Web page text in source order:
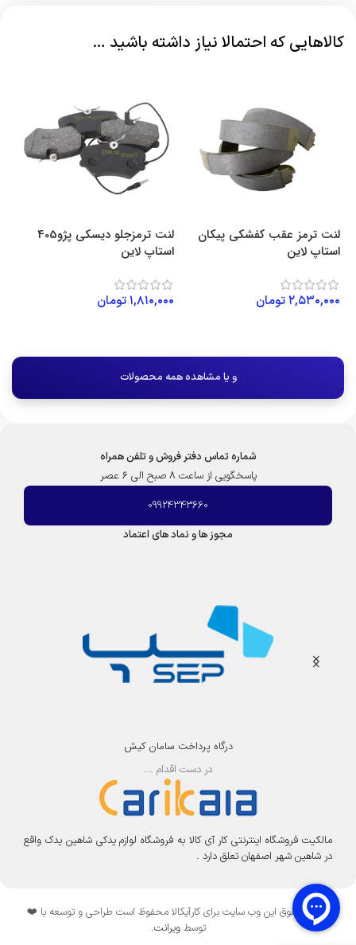
کالاهایی که احتمالا نیاز داشته باشید …
لنت ترمز عقب کفشکی پیکان
استاپ لاین
۲,۵۳۰,۰۰۰تومان
لنت ترمزجلو دیسکی پژو405
استاپ لاین
۱,۸۱۰,۰۰۰تومان
و یا مشاهده همه محصولات
شماره تماس دفتر فروش و تلفن همراه
پاسخگویی از ساعت 8 صبح الی 6 عصر
09924343660
مجوز ها و نماد های اعتماد
درگاه پرداخت سامان کیش
در دست اقدام ...
مالکیت فروشگاه اینترنتی کار آی کالا به فروشگاه لوازم یدکی شاهین یدک واقع
در شاهین شهر اصفهان تعلق دارد .
تمامی حقوق این وب سایت برای کارآیکالا محفوظ است طراحی و توسعه با ❤️
توسطویرانت.